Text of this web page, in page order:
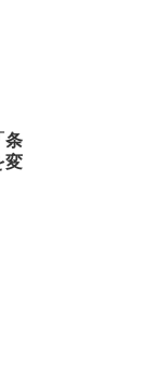
条
変